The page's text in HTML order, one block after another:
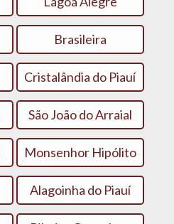
Brasileira
Cristalândia do Piauí
São João do Arraial
Monsenhor Hipólito
Alagoinha do Piauí